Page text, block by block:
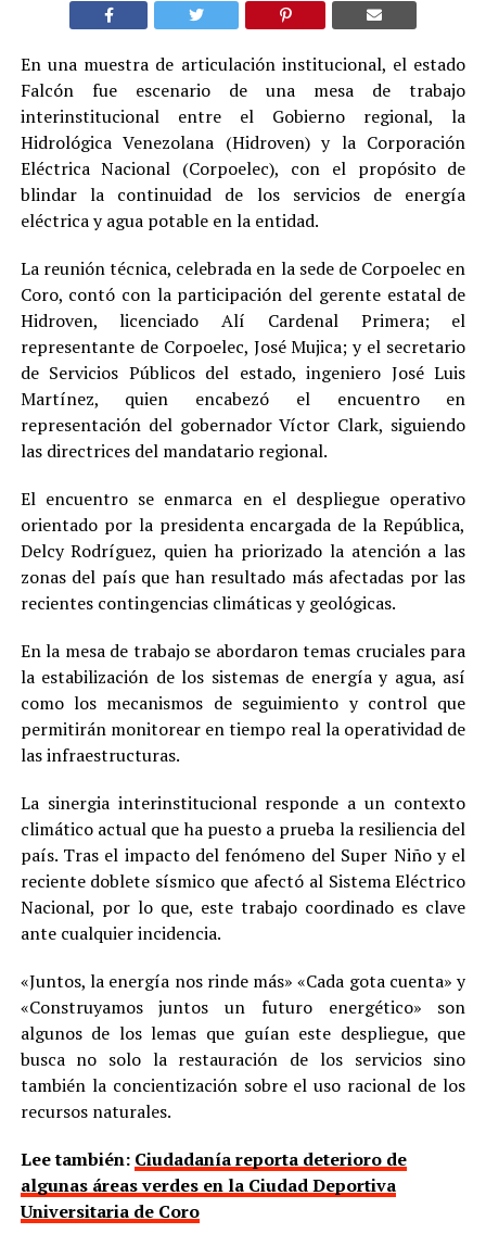
En una muestra de articulación institucional, el estado
Falcón fue escenario de una mesa de trabajo
interinstitucional entre el Gobierno regional, la
Hidrológica Venezolana (Hidroven) y la Corporación
Eléctrica Nacional (Corpoelec), con el propósito de
blindar la continuidad de los servicios de energía
eléctrica y agua potable en la entidad.
La reunión técnica, celebrada en la sede de Corpoelec en
Coro, contó con la participación del gerente estatal de
Hidroven, licenciado Alí Cardenal Primera; el
representante de Corpoelec, José Mujica; y el secretario
de Servicios Públicos del estado, ingeniero José Luis
Martínez, quien encabezó el encuentro en
representación del gobernador Víctor Clark, siguiendo
las directrices del mandatario regional.
El encuentro se enmarca en el despliegue operativo
orientado por la presidenta encargada de la República,
Delcy Rodríguez, quien ha priorizado la atención a las
zonas del país que han resultado más afectadas por las
recientes contingencias climáticas y geológicas.
En la mesa de trabajo se abordaron temas cruciales para
la estabilización de los sistemas de energía y agua, así
como los mecanismos de seguimiento y control que
permitirán monitorear en tiempo real la operatividad de
las infraestructuras.
La sinergia interinstitucional responde a un contexto
climático actual que ha puesto a prueba la resiliencia del
país. Tras el impacto del fenómeno del Super Niño y el
reciente doblete sísmico que afectó al Sistema Eléctrico
Nacional, por lo que, este trabajo coordinado es clave
ante cualquier incidencia.
«Juntos, la energía nos rinde más» «Cada gota cuenta» y
«Construyamos juntos un futuro energético» son
algunos de los lemas que guían este despliegue, que
busca no solo la restauración de los servicios sino
también la concientización sobre el uso racional de los
recursos naturales.
Lee también: Ciudadanía reporta deterioro de
algunas áreas verdes en la Ciudad Deportiva
Universitaria de Coro